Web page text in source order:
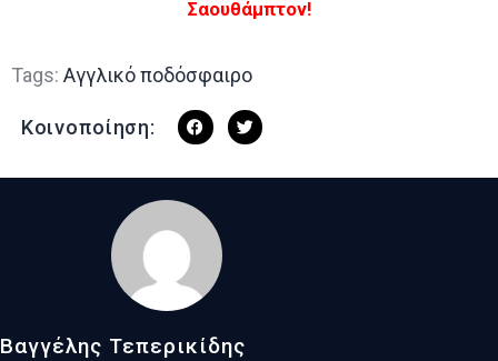
Σαουθάμπτον!
Tags: Αγγλικό ποδόσφαιρο
Κοινοποίηση:
Βαγγέλης Τεπερικίδης